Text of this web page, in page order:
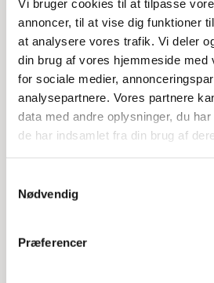
Vi bruger cookies til at tilpasse
annoncer, til at vise dig funktioner
at analysere vores trafik. Vi deler
din brug af vores hjemmeside med
for sociale medier,
analysepartnere. Vores partnere
data med andre oplysninger, du
de har indsamlet fra din brug af
Nødvendig
Præferencer
reolen kan håndtere tunge
den velegnet til både privat og
brug.
Specifikationer
Bredde: 30 cm pr. hylde
Samletid: 15 minutter
Max belastning pr. bjælkelag:
Materiale: Galvaniserede stiger,